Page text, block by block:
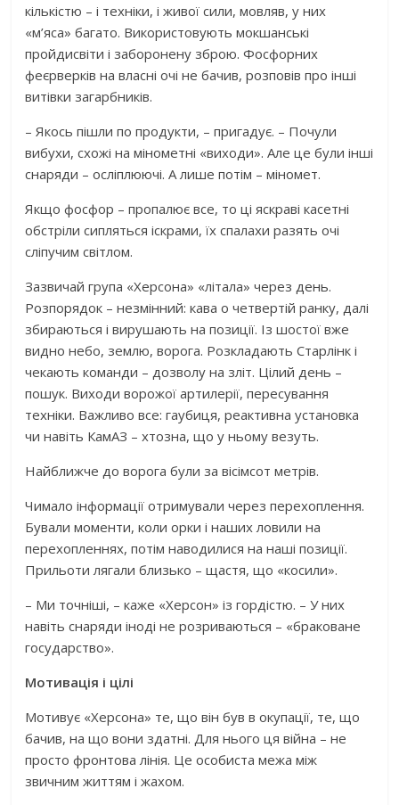
кількістю – і техніки, і живої сили, мовляв, у них
«м’яса» багато. Використовують мокшанські
пройдисвіти і заборонену зброю. Фосфорних
феєрверків на власні очі не бачив, розповів про інші
витівки загарбників.
– Якось пішли по продукти, – пригадує. – Почули
вибухи, схожі на мінометні «виходи». Але це були інші
снаряди – осліплюючі. А лише потім – міномет.
Якщо фосфор – пропалює все, то ці яскраві касетні
обстріли сипляться іскрами, їх спалахи разять очі
сліпучим світлом.
Зазвичай група «Херсона» «літала» через день.
Розпорядок – незмінний: кава о четвертій ранку, далі
збираються і вирушають на позиції. Із шостої вже
видно небо, землю, ворога. Розкладають Старлінк і
чекають команди – дозволу на зліт. Цілий день –
пошук. Виходи ворожої артилерії, пересування
техніки. Важливо все: гаубиця, реактивна установка
чи навіть КамАЗ – хтозна, що у ньому везуть.
Найближче до ворога були за вісімсот метрів.
Чимало інформації отримували через перехоплення.
Бували моменти, коли орки і наших ловили на
перехопленнях, потім наводилися на наші позиції.
Прильоти лягали близько – щастя, що «косили».
– Ми точніші, – каже «Херсон» із гордістю. – У них
навіть снаряди іноді не розриваються – «браковане
государство».
Мотивація і цілі
Мотивує «Херсона» те, що він був в окупації, те, що
бачив, на що вони здатні. Для нього ця війна – не
просто фронтова лінія. Це особиста межа між
звичним життям і жахом.